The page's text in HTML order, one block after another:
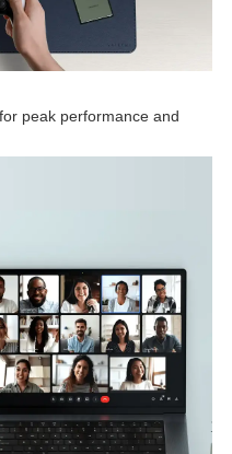
peak performance and